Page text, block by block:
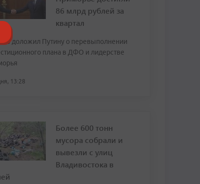
86 млрд рублей за
квартал
доложил Путину о перевыполнении
плана в ДФО и лидерстве
13:28
Более 600 тонн
мусора собрали и
вывезли с улиц
Владивостока в